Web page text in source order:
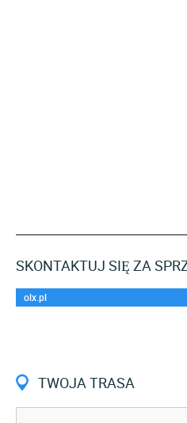
SKONTAKTUJ SIĘ ZA
olx.pl
TWOJA TRASA